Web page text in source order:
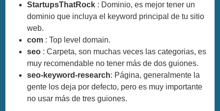
StartupsThatRock : Dominio, es mejor tener un
dominio que incluya el keyword principal de tu sitio
web.
com : Top level domain.
seo : Carpeta, son muchas veces las categorias, es
muy recomendable no tener más de dos guiones.
seo-keyword-research: Página, generalmente la
gente los deja por defecto, pero es muy importante
no usar más de tres guiones.